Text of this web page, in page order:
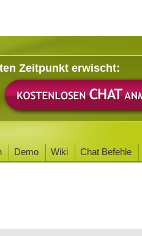
Zeitpunkt erwischt:
Demo Wiki Chat Befehle